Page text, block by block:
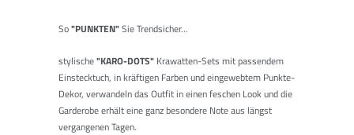
So"PUNKTEN"Sie Trendsicher...
stylische"KARO-DOTS" Krawatten-Sets mit passendem
Einstecktuch, in kräftigen Farben und eingewebtem Punkte-
Dekor, verwandeln das Outfit in einen feschen Look und die
Garderobe erhält eine ganz besondere Note aus längst
vergangenen Tagen.